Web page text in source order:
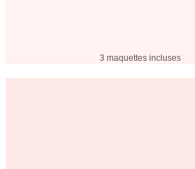
3 maquettes incluses